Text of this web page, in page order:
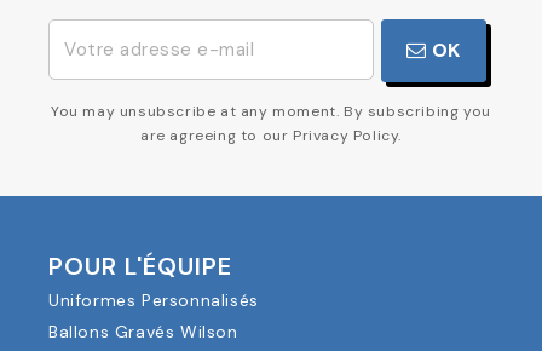
OK
You may unsubscribe at any moment. By subscribing you
are agreeing to our Privacy Policy.
POUR L'ÉQUIPE
Uniformes Personnalisés
Ballons Gravés Wilson